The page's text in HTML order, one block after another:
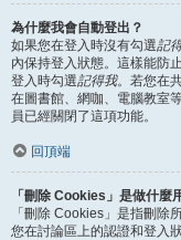
為什麼我會自動登出？
如果您在登入時沒有勾選記
內保持登入狀態。這樣能防
登入時勾選記得我。若您在
在圖書館、網咖、電腦教室
員已經關閉了這項功能。
回頂端
「刪除 Cookies」是做什麼
「刪除 Cookies」是指刪除
您在討論區上的認證和登入